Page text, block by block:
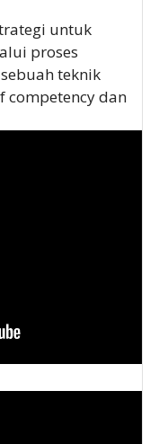
untuk
proses
teknik
competency dan